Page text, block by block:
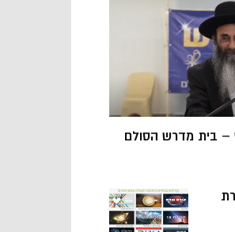
– בית מדרש הסולם